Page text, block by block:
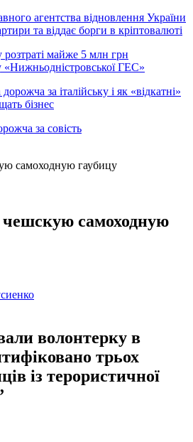
агентства відновлення України
та віддає борги в кріптовалюті
майже 5 млн грн
«Нижньодністровської ГЕС»
за італійську і як «відкатні»
бізнес
за совість
самоходную
волонтерку в
трьох
із терористичної